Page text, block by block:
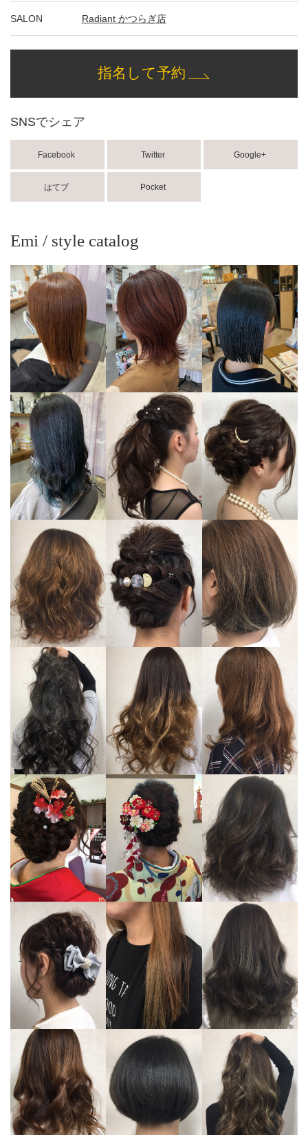
SALON Radiant かつらぎ店
指名して予約
SNSでシェア
Facebook Twitter Google+
はてブ Pocket
Emi / style catalog